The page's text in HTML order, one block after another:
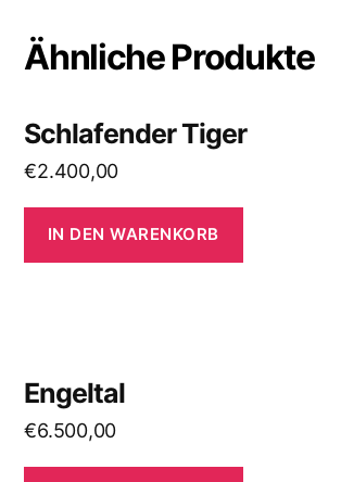
Ähnliche Produkte
Schlafender Tiger
€2.400,00
IN DEN WARENKORB
Engeltal
€6.500,00